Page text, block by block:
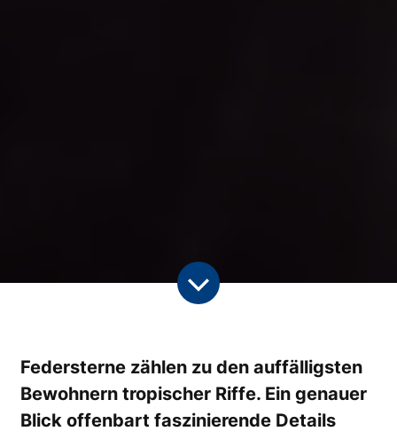
Federsterne zählen zu den auffälligsten
Bewohnern tropischer Riffe. Ein genauer
Blick offenbart faszinierende Details